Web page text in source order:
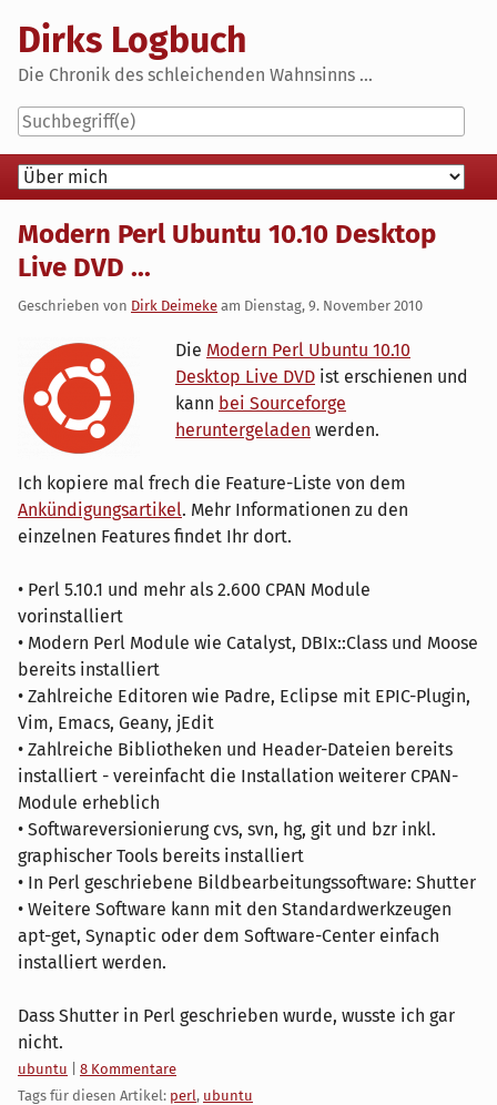
content
Dirks Logbuch
Die Chronik des schleichenden Wahnsinns ...
Navigation
Modern Perl Ubuntu 10.10 Desktop
Live DVD ...
Geschrieben von Dirk Deimeke am Dienstag, 9. November 2010
Die Modern Perl Ubuntu 10.10
Desktop Live DVD ist erschienen und
kann bei Sourceforge
heruntergeladen werden.
Ich kopiere mal frech die Feature-Liste von dem
Ankündigungsartikel. Mehr Informationen zu den
einzelnen Features findet Ihr dort.
• Perl 5.10.1 und mehr als 2.600 CPAN Module
vorinstalliert
• Modern Perl Module wie Catalyst, DBIx::Class und Moose
bereits installiert
• Zahlreiche Editoren wie Padre, Eclipse mit EPIC-Plugin,
Vim, Emacs, Geany, jEdit
• Zahlreiche Bibliotheken und Header-Dateien bereits
installiert - vereinfacht die Installation weiterer CPAN-
Module erheblich
• Softwareversionierung cvs, svn, hg, git und bzr inkl.
graphischer Tools bereits installiert
• In Perl geschriebene Bildbearbeitungssoftware: Shutter
• Weitere Software kann mit den Standardwerkzeugen
apt-get, Synaptic oder dem Software-Center einfach
installiert werden.
Dass Shutter in Perl geschrieben wurde, wusste ich gar
nicht.
Kategorien:
ubuntu
8 Kommentare
Tags für diesen Artikel: perl, ubuntu